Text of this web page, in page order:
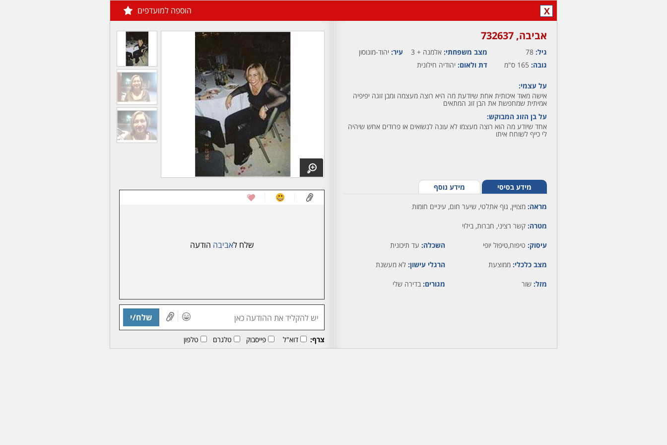
X הוספה למועדפים
אביבה,‏ 732637
גיל: 78 מצב משפחתי: אלמנה + 3 עיר: יהוד-מונוסון
גובה: 165 ס"מ דת ולאום: יהודיה חילונית
על עצמי:
אישה מאוד איכותית אחת שיודעת מה היא רוצה מעצמה ומבן זוגה יפיפיה
אמיתית שמחפשת את הבן זוג המתאים
על בן הזוג המבוקש:
אחד שיודע מה הוא רוצה מעצמו לא עונה לנשואים או פרודים אחש שיהיה
לי כייף לשוחח איתו
מידע בסיסי מידע נוסף
מראה: מצויין, גוף אתלטי, שיער חום, עיניים חומות
מטרה: קשר רציני, חברות, בילוי
עיסוק: טיפוח,טיפול יופי השכלה: עד תיכונית
מצב כלכלי: ממוצעת הרגלי עישון: לא מעשנת
מזל: שור מגורים: בדירה שלי
שלח לאביבה הודעה
שלח/י
צרף: דוא"ל פייסבוק טלגרם טלפון